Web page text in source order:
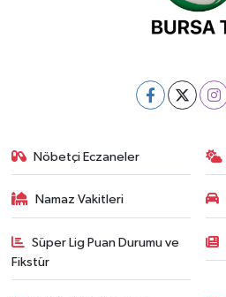
Nöbetçi Eczaneler
Namaz Vakitleri
Süper Lig Puan Durumu ve
Fikstür